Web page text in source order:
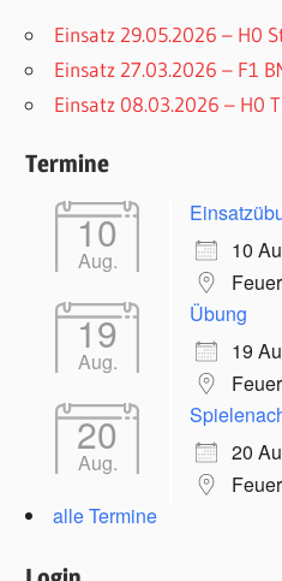
Einsatz 29.05.2026 – H0
Einsatz 27.03.2026 – F1
Einsatz 08.03.2026 – H0
Termine
10
Aug.
10
19
Aug.
Übung
19
20
Aug.
20
alle Termine